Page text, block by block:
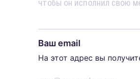
Ваш email
На этот адрес вы